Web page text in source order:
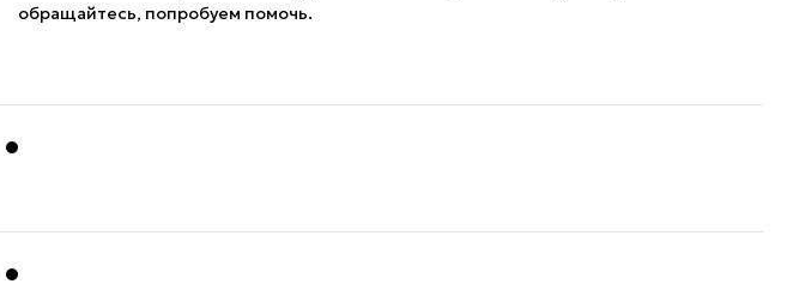
обращайтесь, попробуем помочь.